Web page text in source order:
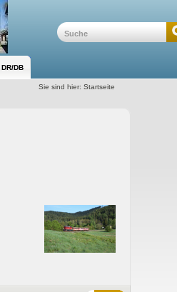
DR/DB
Sie sind hier:Startseite